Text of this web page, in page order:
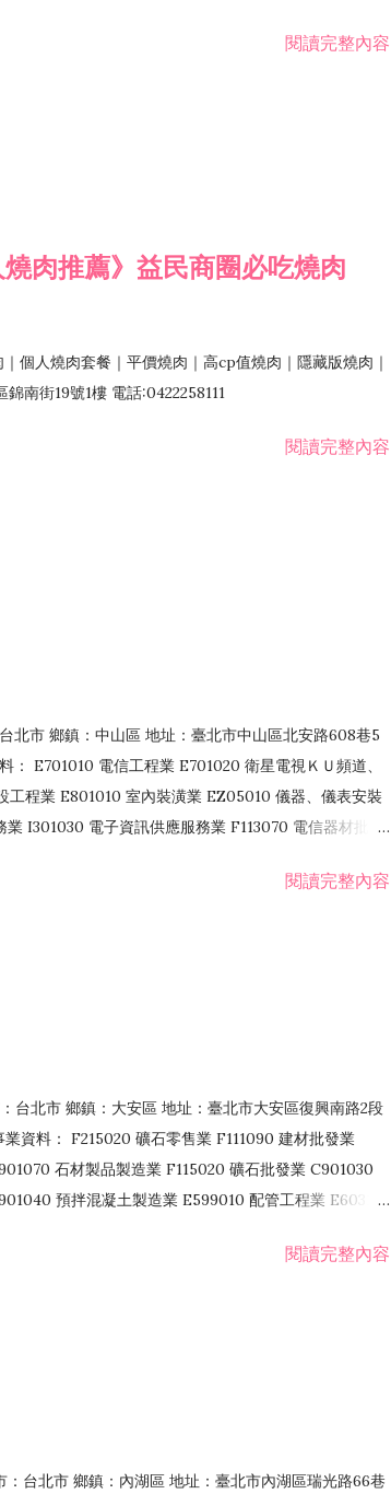
閱讀完整內容
肉推薦》益民商圈必吃燒肉
個人燒肉套餐｜平價燒肉｜高cp值燒肉｜隱藏版燒肉｜
南街19號1樓 電話:0422258111
閱讀完整內容
北市 鄉鎮：中山區 地址：臺北市中山區北安路608巷5
E701010 電信工程業 E701020 衛星電視ＫＵ頻道、
工程業 E801010 室內裝潢業 EZ05010 儀器、儀表安裝
I301030 電子資訊供應服務業 F113070 電信器材批發
酒類輸入業
閱讀完整內容
台北市 鄉鎮：大安區 地址：臺北市大安區復興南路2段
資料： F215020 礦石零售業 F111090 建材批發業
石材製品製造業 F115020 礦石批發業 C901030
預拌混凝土製造業 E599010 配管工程業 E603110
日常用品批發業 F108031 醫療器材批發業閱讀完整內容
：台北市 鄉鎮：內湖區 地址：臺北市內湖區瑞光路66巷